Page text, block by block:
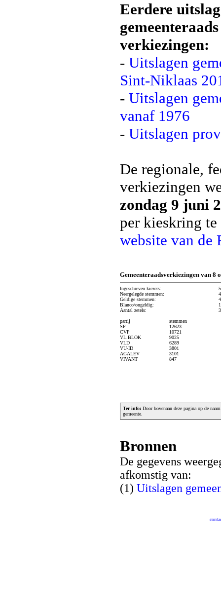
Eerdere
verkiezingen:
- Uitslagen
Sint-Niklaas
- Uitslagen
vanaf 1976
- Uitslagen
De regionale,
verkiezingen
zondag 9 juni
per kieskring
website van de
Gemeenteraadsverkiezingen van 8
Ingeschreven kiezers:
Neergelegde stemmen:
Geldige stemmen:
Blanco/ongeldig:
Aantal zetels:
partij
SP
CVP
VL.BLOK
VLD
VU-ID
AGALEV
VIVANT
stemmen
12623
10721
9025
6289
3801
3101
847
Ter info: Door bovenaan deze pagina op de
gemeente.
Bronnen
De gegevens
afkomstig van:
(1) Uitslagen